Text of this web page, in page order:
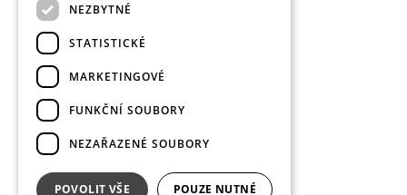
NEZBYTNÉ
STATISTICKÉ
MARKETINGOVÉ
FUNKČNÍ SOUBORY
NEZAŘAZENÉ SOUBORY
POVOLIT VŠE POUZE NUTNÉ